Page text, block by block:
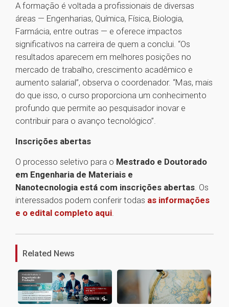
A formação é voltada a profissionais de diversas
áreas — Engenharias, Química, Física, Biologia,
Farmácia, entre outras — e oferece impactos
significativos na carreira de quem a conclui. “Os
resultados aparecem em melhores posições no
mercado de trabalho, crescimento acadêmico e
aumento salarial”, observa o coordenador. “Mas, mais
do que isso, o curso proporciona um conhecimento
profundo que permite ao pesquisador inovar e
contribuir para o avanço tecnológico”.
Inscrições abertas
O processo seletivo para o Mestrado e Doutorado
em Engenharia de Materiais e
Nanotecnologia está com inscrições abertas. Os
interessados podem conferir todas as informações
e o edital completo aqui.1
Related News